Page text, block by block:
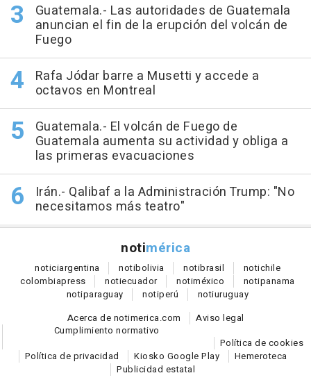
Guatemala.- Las autoridades de Guatemala
anuncian el fin de la erupción del volcán de
Fuego
Rafa Jódar barre a Musetti y accede a
octavos en Montreal
Guatemala.- El volcán de Fuego de
Guatemala aumenta su actividad y obliga a
las primeras evacuaciones
Irán.- Qalibaf a la Administración Trump: "No
necesitamos más teatro"
notimérica
noticiargentina notibolivia notibrasil notichile
colombiapress notiecuador notiméxico notipanama
notiparaguay notiperú notiuruguay
Acerca de notimerica.com
Aviso legal
Cumplimiento normativo
Política de cookies
Política de privacidad
Kiosko Google Play
Hemeroteca
Publicidad estatal